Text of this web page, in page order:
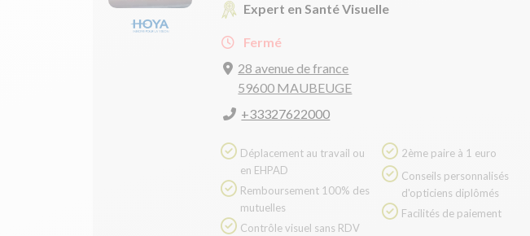
Expert en Santé Visuelle
Fermé
28 avenue de france
59600 MAUBEUGE
+33327622000
en EHPAD
mutuelles
Contrôle visuel sans RDV
2ème paire à 1 euro
d'opticiens diplômés
Facilités de paiement